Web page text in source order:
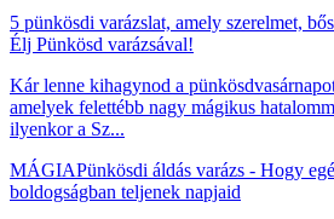
5 pünkösdi varázslat, amely szerelmet,
Élj Pünkösd varázsával!
Kár lenne kihagynod a
amelyek felettébb nagy mágikus
ilyenkor a Sz...
MÁGIAPünkösdi áldás varázs - Hogy
boldogságban teljenek napjaid